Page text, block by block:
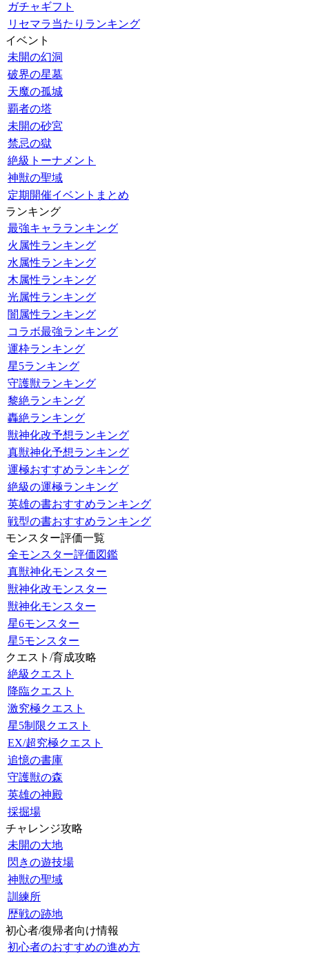
ガチャギフト
リセマラ当たりランキング
イベント
未開の幻洞
破界の星墓
天魔の孤城
覇者の塔
未開の砂宮
禁忌の獄
絶級トーナメント
神獣の聖域
定期開催イベントまとめ
ランキング
最強キャラランキング
火属性ランキング
水属性ランキング
木属性ランキング
光属性ランキング
闇属性ランキング
コラボ最強ランキング
運枠ランキング
星5ランキング
守護獣ランキング
黎絶ランキング
轟絶ランキング
獣神化改予想ランキング
真獣神化予想ランキング
運極おすすめランキング
絶級の運極ランキング
英雄の書おすすめランキング
戦型の書おすすめランキング
モンスター評価一覧
全モンスター評価図鑑
真獣神化モンスター
獣神化改モンスター
獣神化モンスター
星6モンスター
星5モンスター
クエスト/育成攻略
絶級クエスト
降臨クエスト
激究極クエスト
星5制限クエスト
EX/超究極クエスト
追憶の書庫
守護獣の森
英雄の神殿
採掘場
チャレンジ攻略
未開の大地
閃きの遊技場
神獣の聖域
訓練所
歴戦の跡地
初心者/復帰者向け情報
初心者のおすすめの進め方